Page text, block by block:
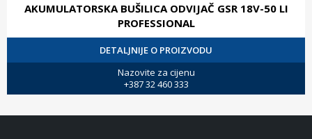
AKUMULATORSKA BUŠILICA ODVIJAČ GSR 18V-50 LI
PROFESSIONAL
DETALJNIJE O PROIZVODU
Nazovite za cijenu
+387 32 460 333